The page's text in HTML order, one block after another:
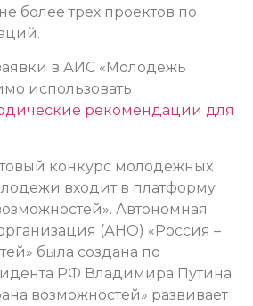
более трех проектов по
в АИС «Молодежь
использовать
рекомендации для
конкурс молодежных
входит в платформу
Автономная
(АНО) «Россия –
была создана по
РФ Владимира Путина.
возможностей» развивает